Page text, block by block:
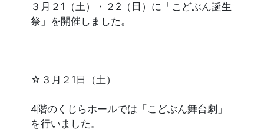
３月２1（土）・２2（日）に「こどぶん誕生
祭」を開催しました。
☆３月２1日（土）
4階のくじらホールでは「こどぶん舞台劇」
を行いました。